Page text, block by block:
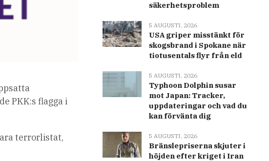
PKK:s flagga i
terrorlistat,
säkerhetsproblem
5 AUGUSTI, 2026
USA griper misstänkt för
skogsbrand i Spokane när
tiotusentals flyr från eld
5 AUGUSTI, 2026
Typhoon Dolphin susar
mot Japan: Tracker,
uppdateringar och vad du
kan förvänta dig
5 AUGUSTI, 2026
Bränslepriserna skjuter i
höjden efter kriget i Iran